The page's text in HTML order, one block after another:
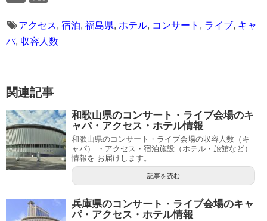
アクセス, 宿泊, 福島県, ホテル, コンサート , ライブ, キャ
パ, 収容人数
関連記事
和歌山県のコンサート・ライブ会場のキ
ャパ・アクセス・ホテル情報
和歌山県のコンサート・ライブ会場の収容人数（キ
ャパ） ・アクセス・宿泊施設（ホテル・旅館など）
情報を お届けします。
記事を読む
兵庫県のコンサート・ライブ会場のキャ
パ・アクセス・ホテル情報